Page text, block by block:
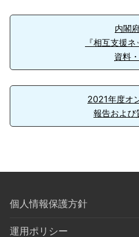
内閣
『相互支援
資料
2021年度オ
報告および
個人情報保護方針
運用ポリシー